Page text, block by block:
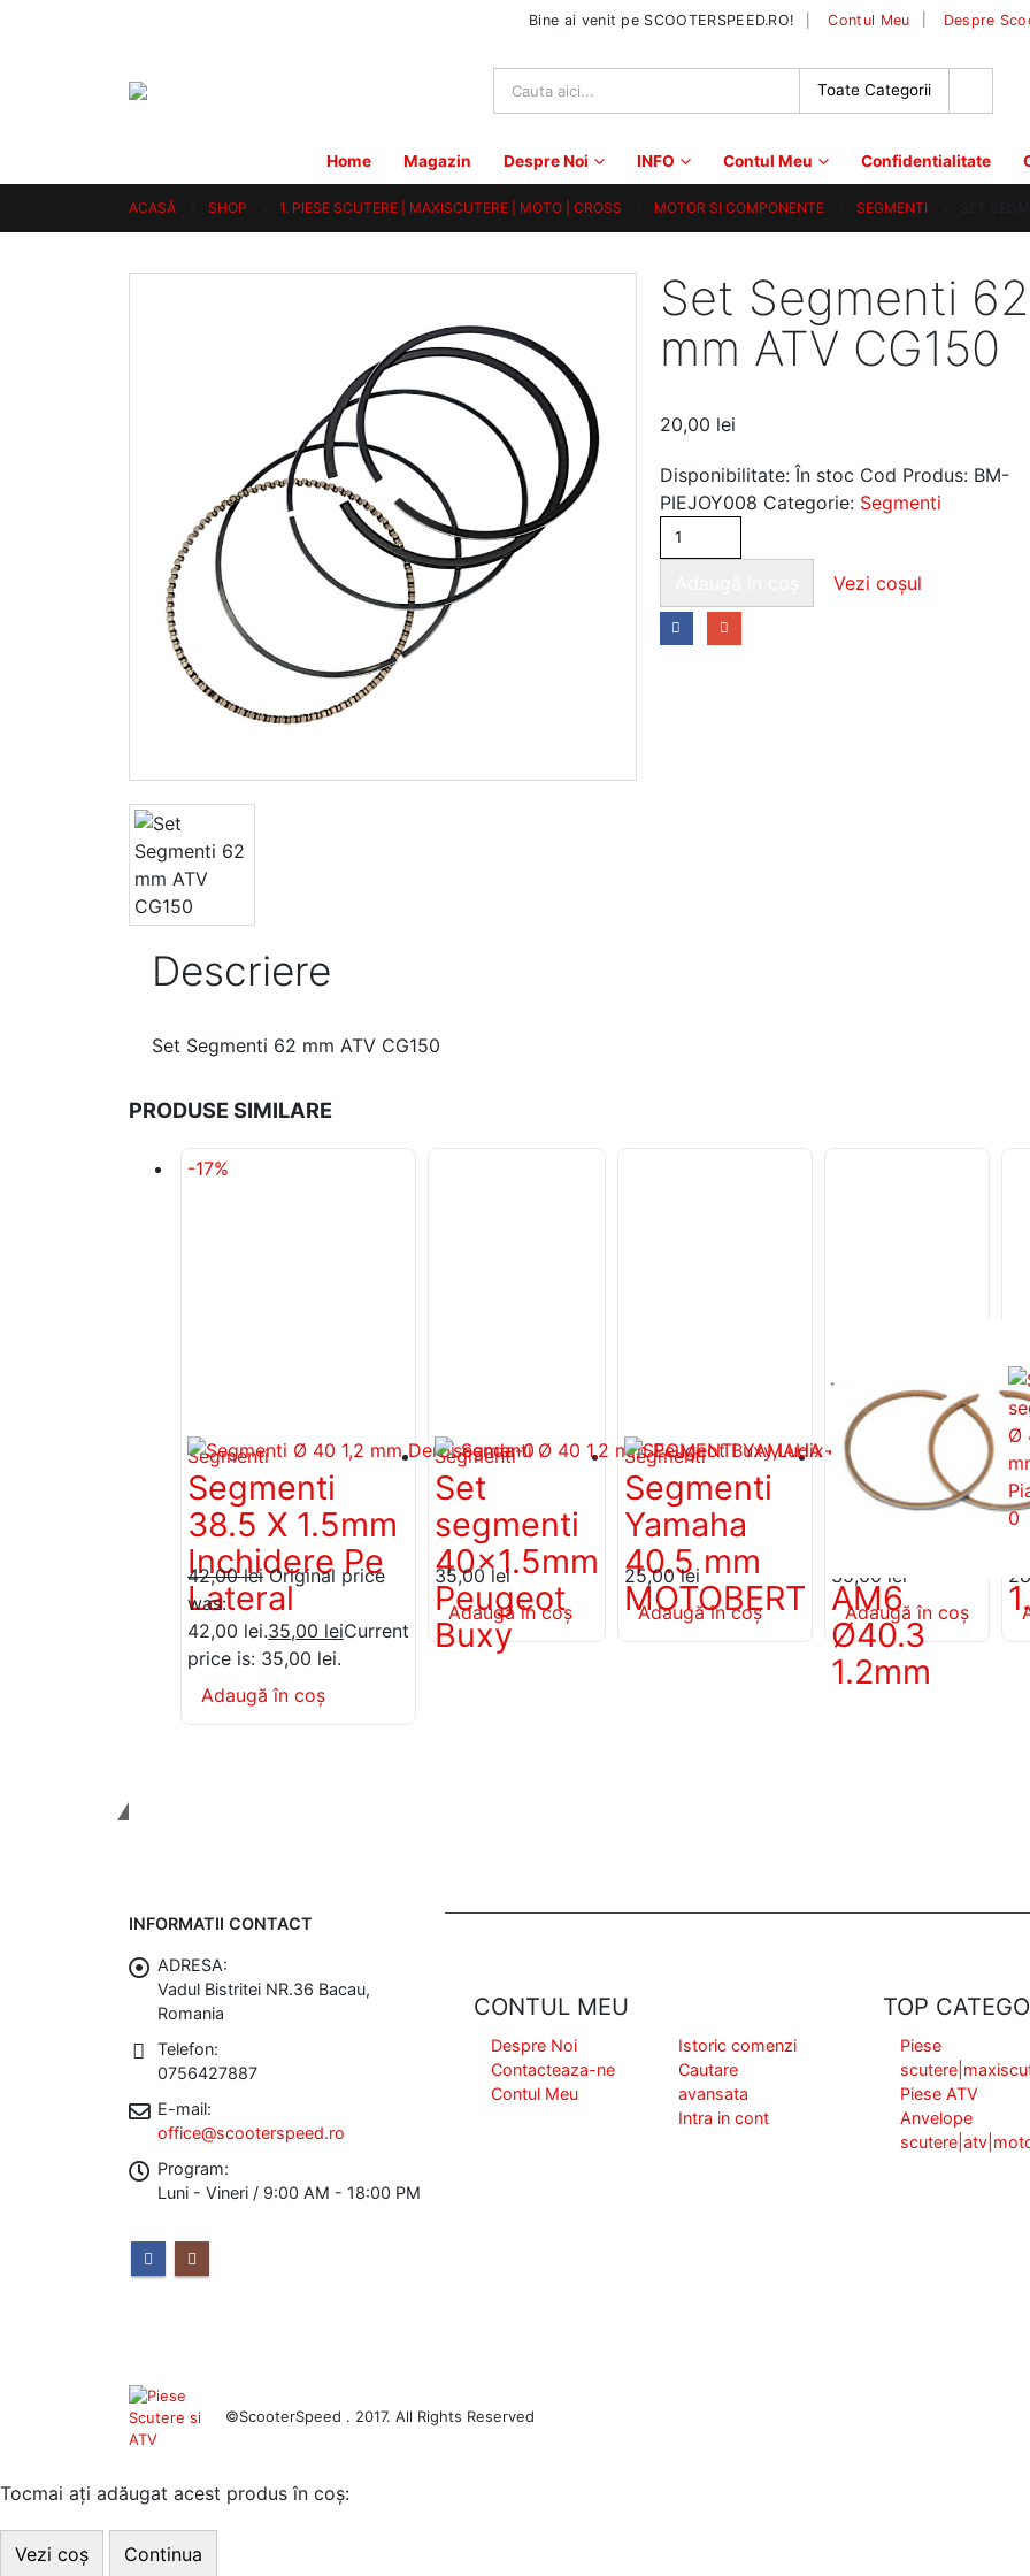
Bine ai venit pe SCOOTERSPEED.RO! Contul Meu Despre
Home Magazin Despre Noi INFO Contul Meu Confidentialitate
ACASĂ SHOP 1. PIESE SCUTERE | MAXISCUTERE | MOTO | CROSS MOTOR SI COMPONENTE SEGMENTI
Set Segmenti 62
mm ATV CG150
20,00 lei
Disponibilitate: În stoc Cod Produs: BM-
PIEJOY008 Categorie: Segmenti
Vezi coșul
Descriere
Set Segmenti 62 mm ATV CG150
PRODUSE SIMILARE
-17%
Segmenti
Segmenti
38.5 X 1.5mm
Inchidere Pe
Lateral
42,00lei Original price
was:
42,00 lei.35,00 leiCurrent
price is: 35,00 lei.
Adaugă în coș
Segmenti
Set
segmenti
40×1.5mm
Peugeot
Buxy
35,00lei
Adaugă în coș
Segmenti
Segmenti
Yamaha
40.5 mm
MOTOBERT
25,00lei
Adaugă în coș
Segmenti
Set
segmenti
AM6
Ø40.3
1.2mm
35,00 lei
Adaugă în coș
INFORMATII CONTACT
ADRESA:
Vadul Bistritei NR.36 Bacau,
Romania
Telefon:
0756427887
E-mail:
office@scooterspeed.ro
Program:
Luni - Vineri / 9:00 AM - 18:00 PM
CONTUL MEU
Despre Noi
Contacteaza-ne
Contul Meu
Istoric comenzi
Cautare
avansata
Intra in cont
TOP
Piese
Piese ATV
Anvelope
©ScooterSpeed . 2017. All Rights Reserved
Tocmai ați adăugat acest produs în coș:
Vezi coș Continua